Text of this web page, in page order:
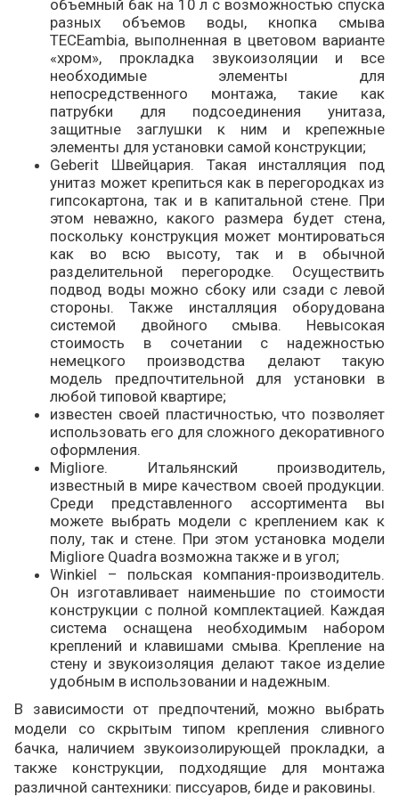
объемный бак на 10 л с возможностью спуска
разных объемов воды, кнопка смыва
TECEambia, выполненная в цветовом варианте
«хром», прокладка звукоизоляции и все
необходимые элементы для
непосредственного монтажа, такие как
патрубки для подсоединения унитаза,
защитные заглушки к ним и крепежные
элементы для установки самой конструкции;
Geberit Швейцария. Такая инсталляция под
унитаз может крепиться как в перегородках из
гипсокартона, так и в капитальной стене. При
этом неважно, какого размера будет стена,
поскольку конструкция может монтироваться
как во всю высоту, так и в обычной
разделительной перегородке. Осуществить
подвод воды можно сбоку или сзади с левой
стороны. Также инсталляция оборудована
системой двойного смыва. Невысокая
стоимость в сочетании с надежностью
немецкого производства делают такую
модель предпочтительной для установки в
любой типовой квартире;
известен своей пластичностью, что позволяет
использовать его для сложного декоративного
оформления.
Migliore. Итальянский производитель,
известный в мире качеством своей продукции.
Среди представленного ассортимента вы
можете выбрать модели с креплением как к
полу, так и стене. При этом установка модели
Migliore Quadra возможна также и в угол;
Winkiel – польская компания-производитель.
Он изготавливает наименьшие по стоимости
конструкции с полной комплектацией. Каждая
система оснащена необходимым набором
креплений и клавишами смыва. Крепление на
стену и звукоизоляция делают такое изделие
удобным в использовании и надежным.
В зависимости от предпочтений, можно выбрать
модели со скрытым типом крепления сливного
бачка, наличием звукоизолирующей прокладки, а
также конструкции, подходящие для монтажа
различной сантехники: писсуаров, биде и раковины.